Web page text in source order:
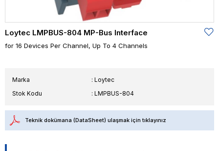
Loytec LMPBUS-804 MP-Bus Interface
for 16 Devices Per Channel, Up To 4 Channels
Marka : Loytec
Stok Kodu
LMPBUS-804
Teknik dokümana (DataSheet) ulaşmak için tıklayınız